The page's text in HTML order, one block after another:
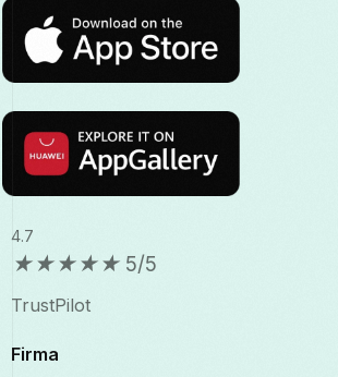
4.7
★★★★★ 5/5
TrustPilot
Firma